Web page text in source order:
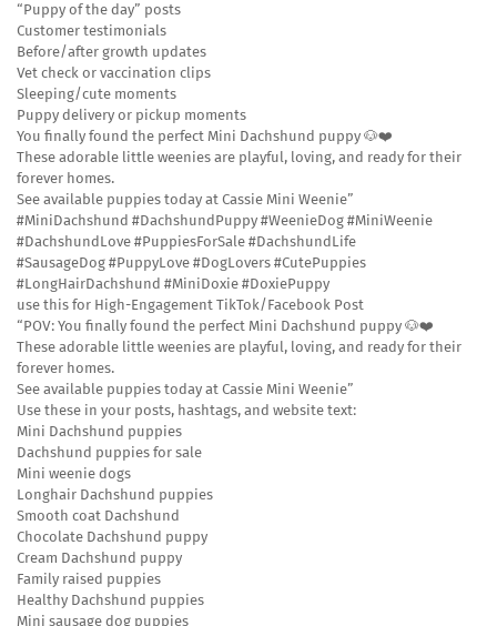
“Puppy of the day” posts
Customer testimonials
Before/after growth updates
Vet check or vaccination clips
Sleeping/cute moments
Puppy delivery or pickup moments
You finally found the perfect Mini Dachshund puppy 🐶❤️
These adorable little weenies are playful, loving, and ready for their
forever homes.
See available puppies today at Cassie Mini Weenie”
#MiniDachshund #DachshundPuppy #WeenieDog #MiniWeenie
#DachshundLove #PuppiesForSale #DachshundLife
#SausageDog #PuppyLove #DogLovers #CutePuppies
#LongHairDachshund #MiniDoxie #DoxiePuppy
use this for High-Engagement TikTok/Facebook Post
“POV: You finally found the perfect Mini Dachshund puppy 🐶❤️
These adorable little weenies are playful, loving, and ready for their
forever homes.
See available puppies today at Cassie Mini Weenie”
Use these in your posts, hashtags, and website text:
Mini Dachshund puppies
Dachshund puppies for sale
Mini weenie dogs
Longhair Dachshund puppies
Smooth coat Dachshund
Chocolate Dachshund puppy
Cream Dachshund puppy
Family raised puppies
Healthy Dachshund puppies
Mini sausage dog puppies